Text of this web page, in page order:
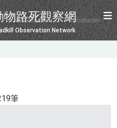
物路死觀察網
Observation Network
筆